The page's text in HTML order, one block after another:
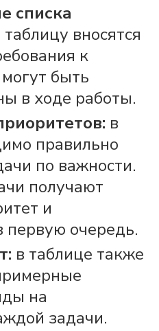
списка
таблицу вносятся
к
быть
в ходе работы.
в
правильно
по важности.
получают
и
первую очередь.
в таблице также
на
задачи.